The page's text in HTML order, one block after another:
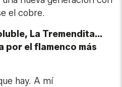
el cobre.
La Tremendita...
por el flamenco más
hay. A mí